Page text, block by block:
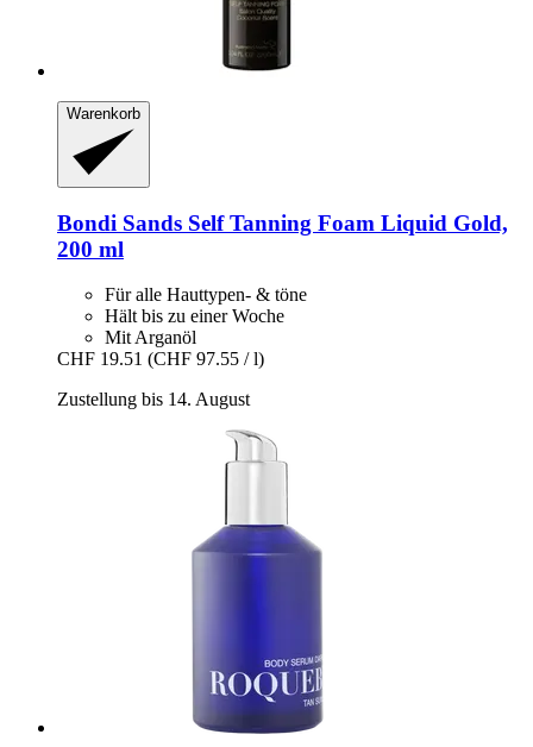
Warenkorb
Bondi Sands Self Tanning Foam Liquid Gold,
200 ml
Für alle Hauttypen- & töne
Hält bis zu einer Woche
Mit Arganöl
CHF 19.51 (CHF 97.55 / l)
Zustellung bis 14. August